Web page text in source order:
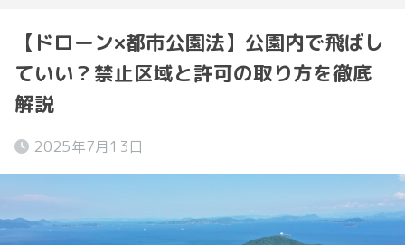
【ドローン×都市公園法】公園内で飛ばし
ていい？禁止区域と許可の取り方を徹底
解説
2025年7月13日